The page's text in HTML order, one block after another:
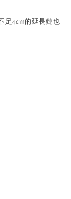
足4cm的延長鏈也